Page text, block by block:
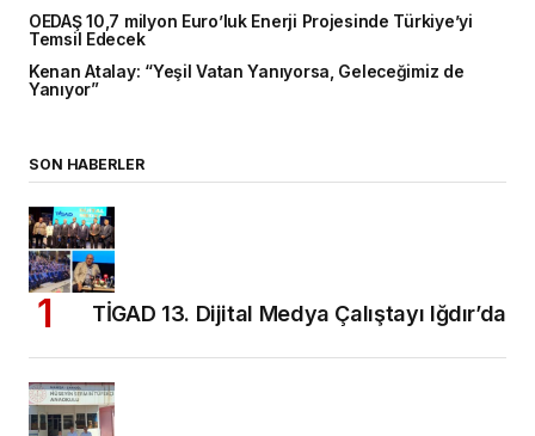
OEDAŞ 10,7 milyon Euro’luk Enerji Projesinde Türkiye’yi
Temsil Edecek
Kenan Atalay: “Yeşil Vatan Yanıyorsa, Geleceğimiz de
Yanıyor”
SON HABERLER
TİGAD 13. Dijital Medya Çalıştayı Iğdır’da